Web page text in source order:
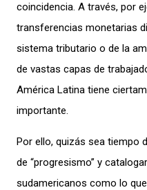
coincidencia. A través, por
transferencias monetarias
sistema tributario o de la
de vastas capas de
América Latina tiene
importante.
Por ello, quizás sea tiempo
de “progresismo” y
sudamericanos como lo